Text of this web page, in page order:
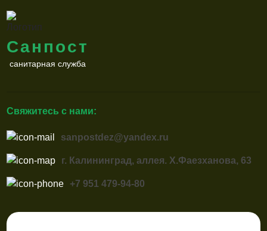
Санпост
санитарная служба
Свяжитесь с нами:
sanpostdez@yandex.ru
г. Калининград, аллея. Х.Фаезханова, 63
+7 951 479-94-80